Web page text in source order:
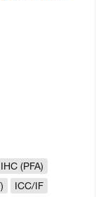
IHC (PFA)
ICC/IF